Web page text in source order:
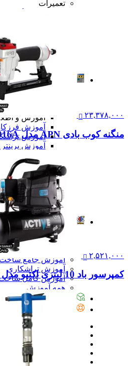
تعمیرات
تعمیرات دستگاه
تعمیرات دستگاه
تعمیرات دستگاه
تعمیرات دستگاه
همه تعمیرات
مقالات
مقالات
مقایسه دستگاه
آموزش و اطلاعات
آموزش و
آموزش
آموزش
آموزش
آموزش
آموزش CNC
همه آموزش
اخبار
نمایندگی پرینتر ۳ بعدی Bambu Lab
Official Distributor
همه مقالات
آموزش
آموزش
آموزش نرم‌افزار G-code برای CNC
آموزش نرم‌افزار
آموزش جامع ساخت
آموزش تراشکاری
آموزش کامل ساخت
همه آموزش
پیگیری سفارشات
۲۳,۳۷۸,۰۰۰
منگنه کوب بادی APN مدل ST8016A
۲,۵۲۱,۰۰۰
کمپرسور باد 10 لیتری اکتیو مدل AC-1110